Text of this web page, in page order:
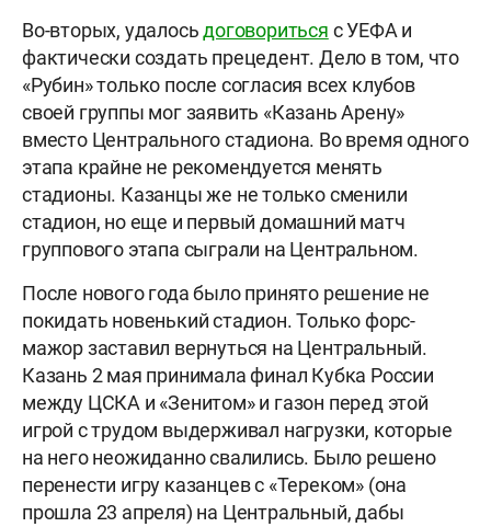
Во-вторых, удалосьдоговориться с УЕФА и
фактически создать прецедент. Дело в том, что
«Рубин» только после согласия всех клубов
своей группы мог заявить «Казань Арену»
вместо Центрального стадиона. Во время одного
этапа крайне не рекомендуется менять
стадионы. Казанцы же не только сменили
стадион, но еще и первый домашний матч
группового этапа сыграли на Центральном.
После нового года было принято решение не
покидать новенький стадион. Только форс-
мажор заставил вернуться на Центральный.
Казань 2 мая принимала финал Кубка России
между ЦСКА и «Зенитом» и газон перед этой
игрой с трудом выдерживал нагрузки, которые
на него неожиданно свалились. Было решено
перенести игру казанцев с «Тереком» (она
прошла 23 апреля) на Центральный, дабы